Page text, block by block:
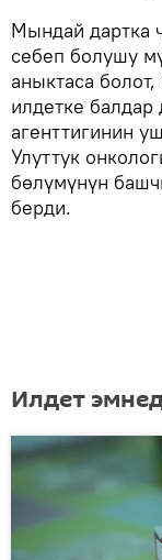
Мындай дартка
себеп болушу
аныктаса
илдетке
агенттигинин
Улуттук
бөлүмүнүн
берди.
Илдет